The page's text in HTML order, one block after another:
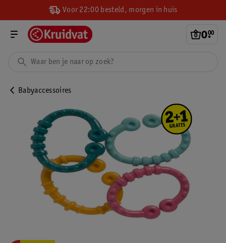
Voor 22:00 besteld, morgen in huis
0.
00
Babyaccessoires